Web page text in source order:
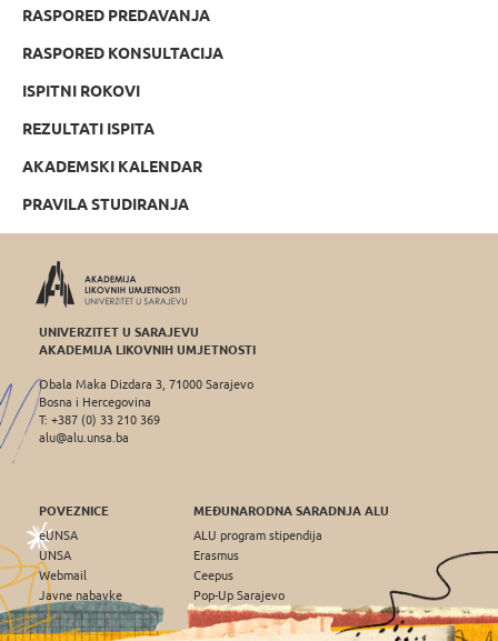
RASPORED PREDAVANJA
RASPORED KONSULTACIJA
ISPITNI ROKOVI
REZULTATI ISPITA
AKADEMSKI KALENDAR
PRAVILA STUDIRANJA
UNIVERZITET U SARAJEVU
AKADEMIJA LIKOVNIH UMJETNOSTI
Obala Maka Dizdara 3, 71000 Sarajevo
Bosna i Hercegovina
T: +387 (0) 33 210 369
alu@alu.unsa.ba
POVEZNICE
eUNSA
UNSA
Webmail
Javne nabavke
MEĐUNARODNA SARADNJA ALU
ALU program stipendija
Erasmus
Ceepus
Pop-Up Sarajevo